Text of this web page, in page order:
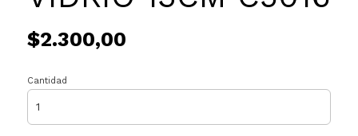
$2.300,00
Cantidad